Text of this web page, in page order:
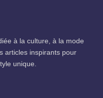
à la culture, à la mode
articles inspirants pour
unique.